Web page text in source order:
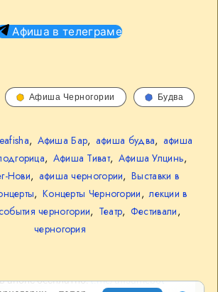
Афиша в телеграме
Афиша Черногории Будва
, Афиша Бар, афиша будва, афиша
, Афиша Тиват, Афиша Улцинь,
Нови, афиша черногории, Выставки в
, Концерты Черногории, лекции в
черногории, Театр, Фестивали,
черногория